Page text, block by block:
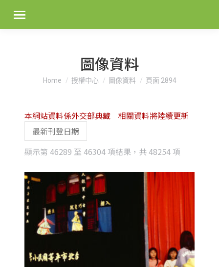
圖像資料
You are here:
Home 授權中心 圖像資料 頁面 2894
顯示第 46289 至 46304 項結果，共 48254 項
latest
本網站資料係外交部典藏 相關資料將陸續更新